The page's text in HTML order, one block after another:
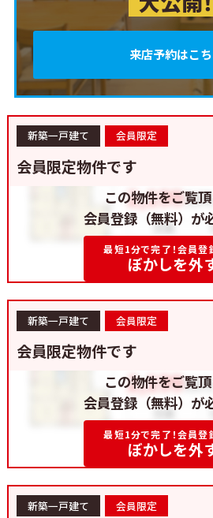
来店予約はこ
新築一戸建て 会員限定
会員限定物件です
この物件をご覧頂
会員登録（無料）が
最短1分で完了！会員
ぼかしを外
新築一戸建て 会員限定
会員限定物件です
この物件をご覧頂
会員登録（無料）が
最短1分で完了！会員
ぼかしを外
新築一戸建て 会員限定